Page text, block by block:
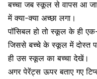
बच्चा जब स्कूल से वापस आ
में क्या-क्या अच्छा लगा।
पॉसिबल हो तो स्कूल के ही
जिससे बच्चे के स्कूल में दोस्त
ही उस स्कूल का बच्चा देखें।
अगर पेरेंट्स ऊपर बताए गए